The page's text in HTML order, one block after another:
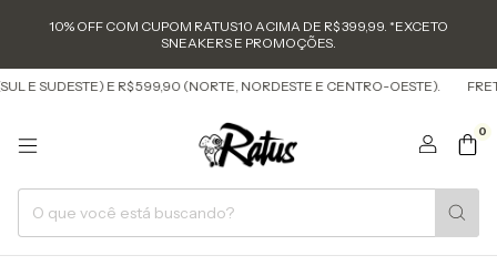
10% OFF COM CUPOM RATUS10 ACIMA DE R$ 399,99. *EXCETO
SNEAKERS E PROMOÇÕES.
E SUDESTE) E R$ 599,90 (NORTE, NORDESTE E CENTRO-OESTE).
0